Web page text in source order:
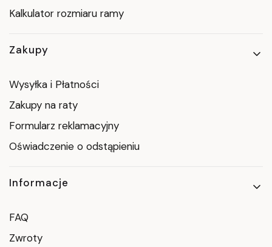
Kalkulator rozmiaru ramy
Zakupy
Wysyłka i Płatności
Zakupy na raty
Formularz reklamacyjny
Oświadczenie o odstąpieniu
Informacje
FAQ
Zwroty